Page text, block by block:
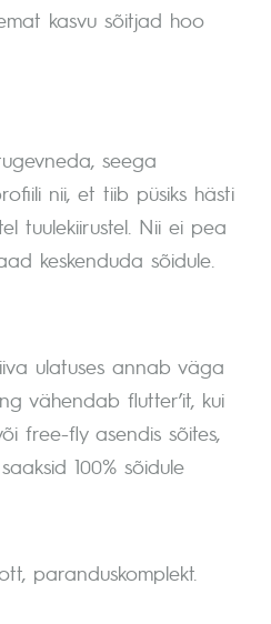
kasvu sõitjad hoo
seega
nii, et tiib püsiks hästi
tuulekiirustel. Nii ei pea
keskenduda sõidule.
ulatuses annab väga
vähendab flutter’it, kui
free-fly asendis sõites,
100% sõidule
paranduskomplekt.